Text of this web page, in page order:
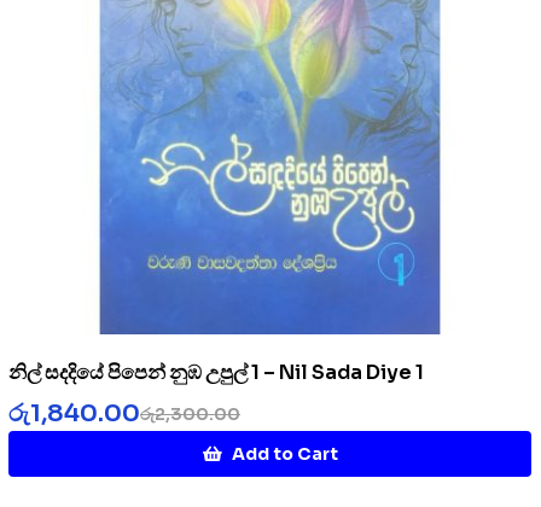
නිල් සදදියේ පිපෙන් නුඹ උපුල් 1 – Nil Sada Diye 1
රු2,300.00
රු1,840.00
Add to Cart